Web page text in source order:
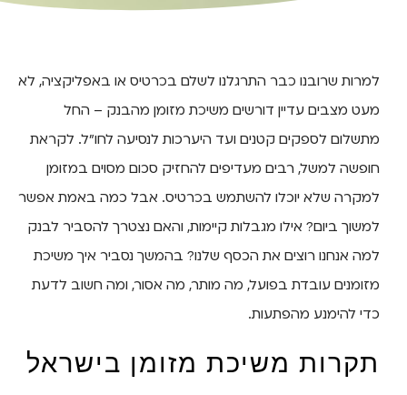
למרות שרובנו כבר התרגלנו לשלם בכרטיס או באפליקציה, לא
מעט מצבים עדיין דורשים משיכת מזומן מהבנק – החל
מתשלום לספקים קטנים ועד היערכות לנסיעה לחו"ל. לקראת
חופשה למשל, רבים מעדיפים להחזיק סכום מסוים במזומן
למקרה שלא יוכלו להשתמש בכרטיס. אבל כמה באמת אפשר
למשוך ביום? אילו מגבלות קיימות, והאם נצטרך להסביר לבנק
למה אנחנו רוצים את הכסף שלנו? בהמשך נסביר איך משיכת
מזומנים עובדת בפועל, מה מותר, מה אסור, ומה חשוב לדעת
כדי להימנע מהפתעות.
תקרות משיכת מזומן בישראל